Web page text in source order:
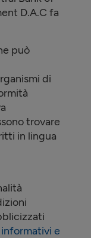
D.A.C fa
può
di
trovare
in lingua
e